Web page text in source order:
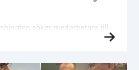
söker medarbetare till
arbete med USA-frågor